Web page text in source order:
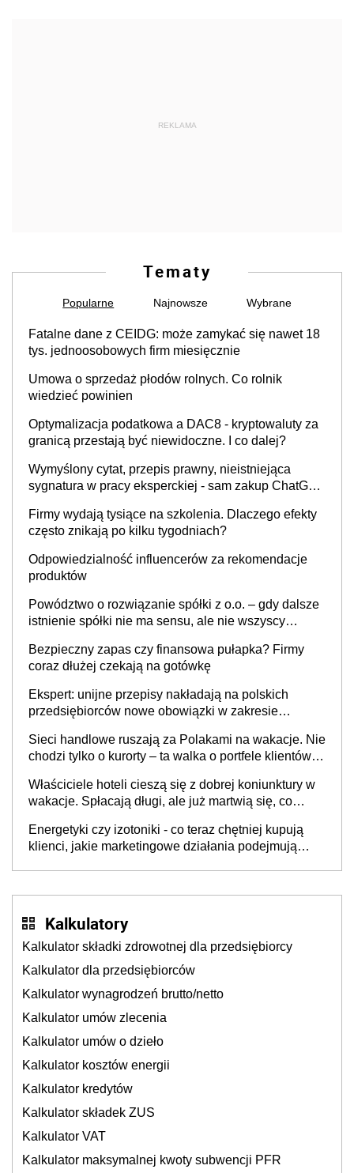
REKLAMA
Tematy
Popularne Najnowsze Wybrane
Fatalne dane z CEIDG: może zamykać się nawet 18
tys. jednoosobowych firm miesięcznie
Umowa o sprzedaż płodów rolnych. Co rolnik
wiedzieć powinien
Optymalizacja podatkowa a DAC8 - kryptowaluty za
granicą przestają być niewidoczne. I co dalej?
Wymyślony cytat, przepis prawny, nieistniejąca
sygnatura w pracy eksperckiej - sam zakup ChatGPT
Firmy wydają tysiące na szkolenia. Dlaczego efekty
często znikają po kilku tygodniach?
Odpowiedzialność influencerów za rekomendacje
produktów
Powództwo o rozwiązanie spółki z o.o. – gdy dalsze
istnienie spółki nie ma sensu, ale nie wszyscy
Bezpieczny zapas czy finansowa pułapka? Firmy
coraz dłużej czekają na gotówkę
Ekspert: unijne przepisy nakładają na polskich
przedsiębiorców nowe obowiązki w zakresie
Sieci handlowe ruszają za Polakami na wakacje. Nie
chodzi tylko o kurorty – ta walka o portfele klientów
cichu
Właściciele hoteli cieszą się z dobrej koniunktury w
wakacje. Spłacają długi, ale już martwią się, co
Energetyki czy izotoniki - co teraz chętniej kupują
klienci, jakie marketingowe działania podejmują
Kalkulatory
Kalkulator składki zdrowotnej dla przedsiębiorcy
Kalkulator dla przedsiębiorców
Kalkulator wynagrodzeń brutto/netto
Kalkulator umów zlecenia
Kalkulator umów o dzieło
Kalkulator kosztów energii
Kalkulator kredytów
Kalkulator składek ZUS
Kalkulator VAT
Kalkulator maksymalnej kwoty subwencji PFR